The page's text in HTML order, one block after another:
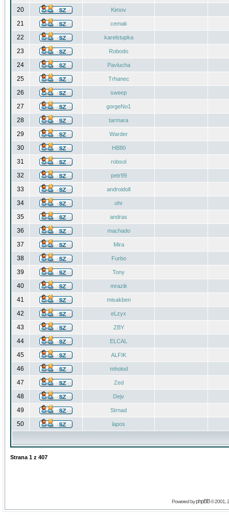
20 Kimov
21 cemak
22 karelstupka
23 Robodo
24 Pavlucha
25 Trhanec
26 sweep
27 gorgeNo1
28 tarmara
29 Warder
30 HB80
31 robsol
32 petr99
33 androidoll
34 ohr
35 andras
36 machado
37 Mira
38 Furbo
39 Tony
40 mrazik
41 misakben
42 eLzyx
43 ZBY
44 ELCAL
45 ALFIK
46 mholod
47 Zed
48 Dejv
49 Strnad
50 lapos
Strana 1 z 407
Powered byphpBB© 2001,